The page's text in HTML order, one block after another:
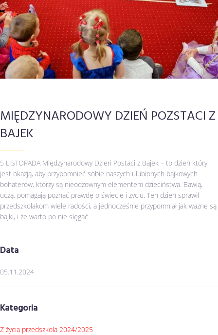
MIĘDZYNARODOWY DZIEŃ POZSTACI Z
BAJEK
5 LISTOPADA Międzynarodowy Dzień Postaci z Bajek – to dzień który
jest okazją, aby przypomnieć sobie naszych ulubionych bajkowych
bohaterów, którzy są nieodzownym elementem dzieciństwa. Bawią,
uczą, pomagają poznać prawdę o świecie i życiu. Ten dzień sprawił
przedszkolakom wiele radości, a jednocześnie przypomniał jak ważne są
bajki, i że warto po nie sięgać.
Data
05.11.2024
Kategoria
Z życia przedszkola 2024/2025